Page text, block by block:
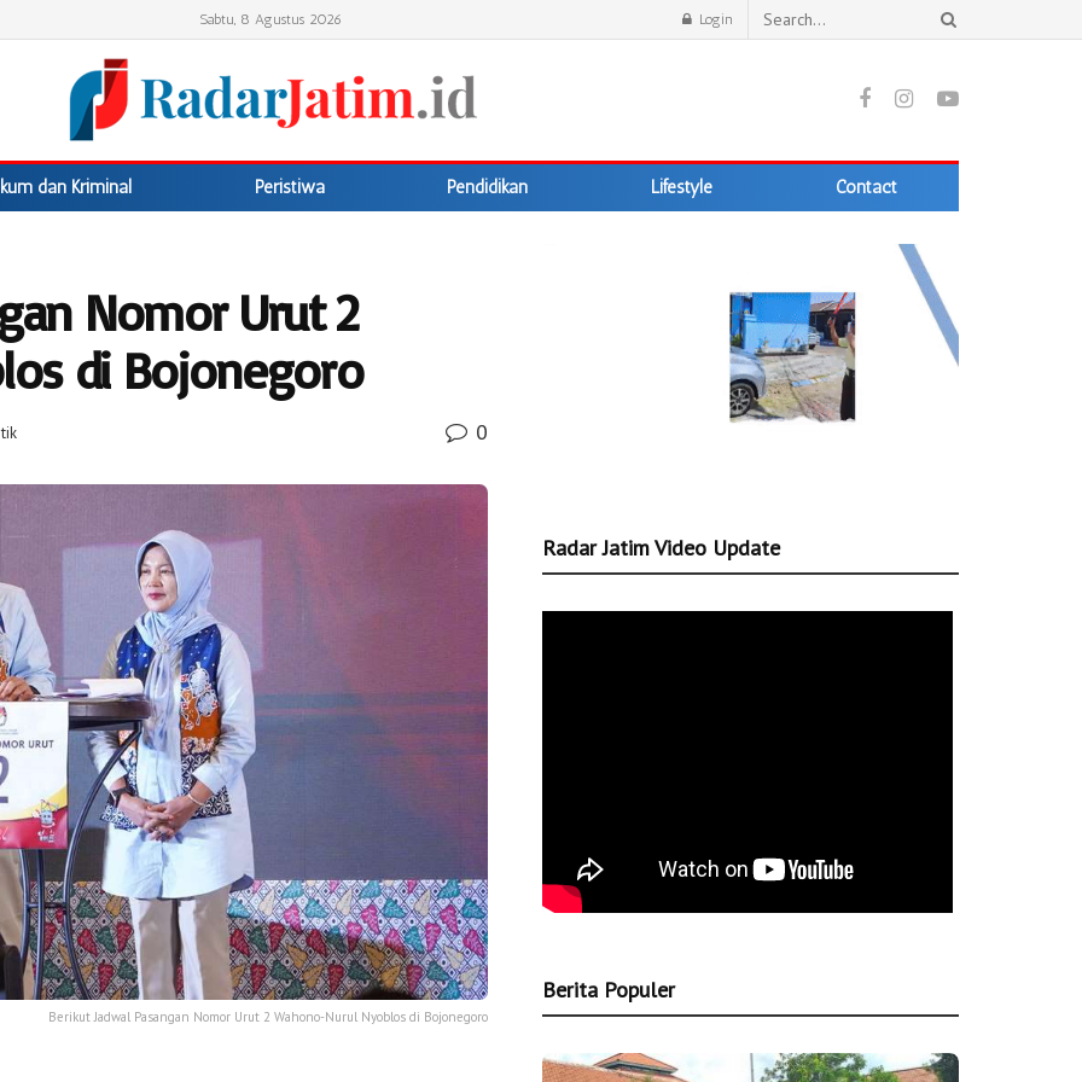
Sabtu, 8 Agustus 2026 Login
dan Kriminal Peristiwa Pendidikan Lifestyle Contact
Nomor Urut 2
di Bojonegoro
0
Berikut Jadwal Pasangan Nomor Urut 2 Wahono-Nurul Nyoblos di Bojonegoro
Radar Jatim Video Update
Berita Populer